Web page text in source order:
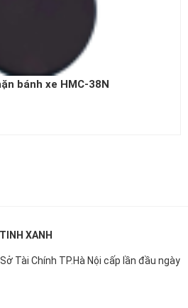
bánh xe HMC-38N
XANH
Tài Chính TP.Hà Nội cấp lần đầu ngày